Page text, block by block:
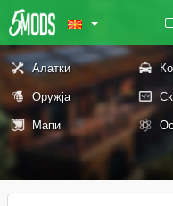
Алатки
Оружја
Мапи